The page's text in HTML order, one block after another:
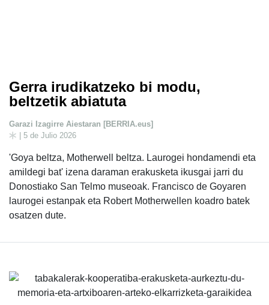
Gerra irudikatzeko bi modu,
beltzetik abiatuta
Garazi Izagirre Aiestaran [BERRIA.eus]
| 5 de Julio 2026
'Goya beltza, Motherwell beltza. Laurogei hondamendi eta
amildegi bat' izena daraman erakusketa ikusgai jarri du
Donostiako San Telmo museoak. Francisco de Goyaren
laurogei estanpak eta Robert Motherwellen koadro batek
osatzen dute.